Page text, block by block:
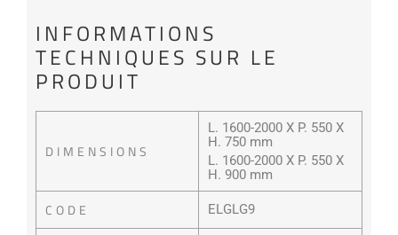
INFORMATIONS
TECHNIQUES SUR LE
PRODUIT
DIMENSIONS
L. 1600-2000 X P. 550 X
H. 750 mm
L. 1600-2000 X P. 550 X
H. 900 mm
CODE ELGLG9